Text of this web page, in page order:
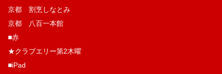
京都 割烹しなとみ
京都 八百一本館
■赤
★クラブエリー第2木曜
■iPad